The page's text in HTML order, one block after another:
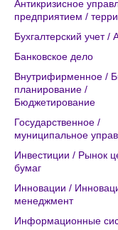
Антикризисное
предприятием /
Бухгалтерский учет /
Банковское дело
Внутрифирменное /
планирование /
Бюджетирование
Государственное /
муниципальное
Инвестиции / Рынок
бумаг
Инновации /
менеджмент
Информационные